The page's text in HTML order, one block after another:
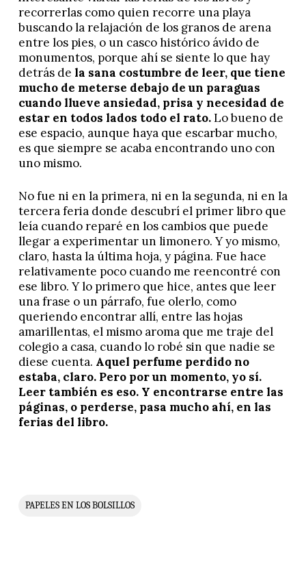
recorrerlas como quien recorre una playa
buscando la relajación de los granos de arena
entre los pies, o un casco histórico ávido de
monumentos, porque ahí se siente lo que hay
detrás de la sana costumbre de leer, que tiene
mucho de meterse debajo de un paraguas
cuando llueve ansiedad, prisa y necesidad de
estar en todos lados todo el rato.Lo bueno de
ese espacio, aunque haya que escarbar mucho,
es que siempre se acaba encontrando uno con
uno mismo.
No fue ni en la primera, ni en la segunda, ni en la
tercera feria donde descubrí el primer libro que
leía cuando reparé en los cambios que puede
llegar a experimentar un limonero. Y yo mismo,
claro, hasta la última hoja, y página. Fue hace
relativamente poco cuando me reencontré con
ese libro. Y lo primero que hice, antes que leer
una frase o un párrafo, fue olerlo, como
queriendo encontrar allí, entre las hojas
amarillentas, el mismo aroma que me traje del
colegio a casa, cuando lo robé sin que nadie se
diese cuenta. Aquel perfume perdido no
estaba, claro. Pero por un momento, yo sí.
Leer también es eso. Y encontrarse entre las
páginas, o perderse, pasa mucho ahí, en las
ferias del libro.
PAPELES EN LOS BOLSILLOS